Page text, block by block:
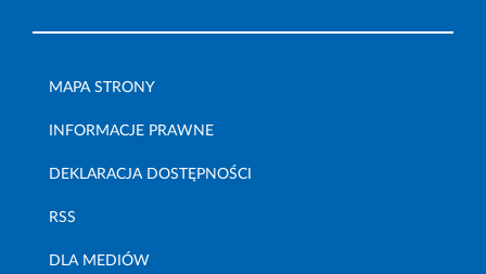
MAPA STRONY
INFORMACJE PRAWNE
DEKLARACJA DOSTĘPNOŚCI
RSS
DLA MEDIÓW